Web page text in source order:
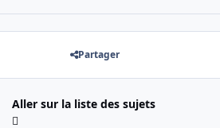
Partager
Aller sur la liste des sujets